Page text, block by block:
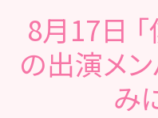
8月17日
の出演メ
み